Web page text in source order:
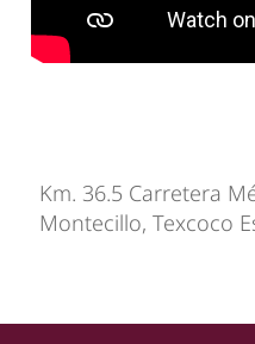
Km. 36.5 Carretera
Montecillo, Texcoco